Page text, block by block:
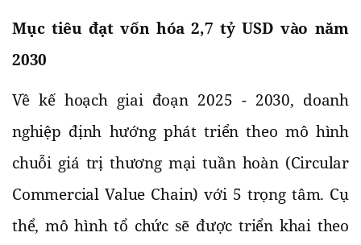
Mục tiêu đạt vốn hóa 2,7 tỷ USD vào năm
2030
Về kế hoạch giai đoạn 2025 - 2030, doanh
nghiệp định hướng phát triển theo mô hình
chuỗi giá trị thương mại tuần hoàn (Circular
Commercial Value Chain) với 5 trọng tâm. Cụ
thể, mô hình tổ chức sẽ được triển khai theo